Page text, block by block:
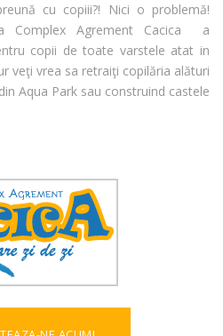
cu copiii?! Nici o problemă!
Complex Agrement Cacica a
copii de toate varstele atat in
veţi vrea sa retraiţi copilăria alături
Aqua Park sau construind castele